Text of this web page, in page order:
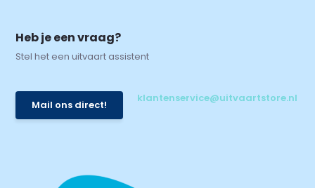
Heb je een vraag?
Stel het een uitvaart assistent
Mail ons direct!
klantenservice@uitvaartstore.nl